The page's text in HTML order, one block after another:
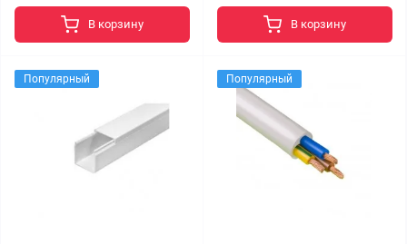
В корзину В корзину
Популярный Популярный